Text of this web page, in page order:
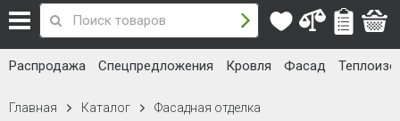
Распродажа Спецпредложения Кровля Фасад
Главная Каталог Фасадная отделка